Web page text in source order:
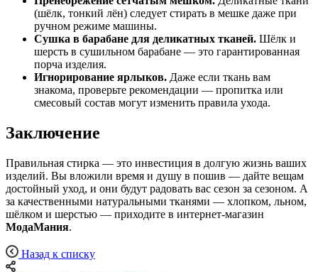
(шёлк, тонкий лён) следует стирать в мешке даже при
ручном режиме машины.
Сушка в барабане для деликатных тканей. Шёлк и
шерсть в сушильном барабане — это гарантированная
порча изделия.
Игнорирование ярлыков. Даже если ткань вам
знакома, проверьте рекомендации — пропитка или
смесовый состав могут изменить правила ухода.
Заключение
Правильная стирка — это инвестиция в долгую жизнь ваших
изделий. Вы вложили время и душу в пошив — дайте вещам
достойный уход, и они будут радовать вас сезон за сезоном. А
за качественными натуральными тканями — хлопком, льном,
шёлком и шерстью — приходите в интернет-магазин
МодаМания.
Назад к списку